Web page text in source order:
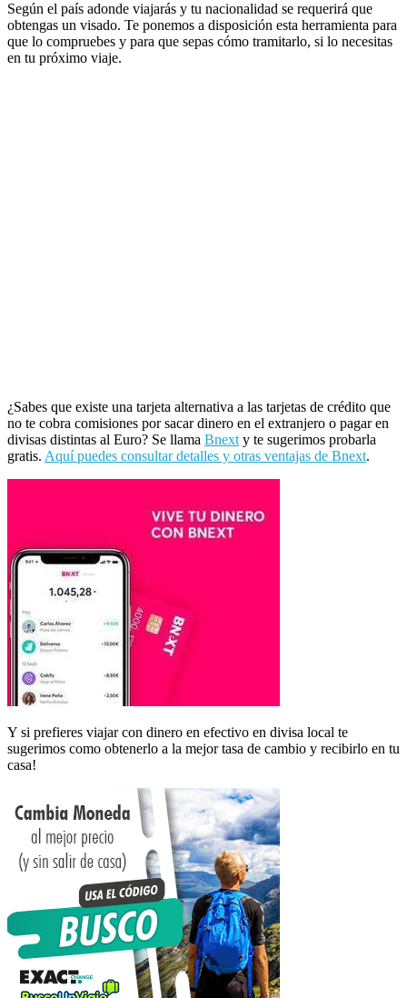
Según el país adonde viajarás y tu nacionalidad se requerirá que
obtengas un visado. Te ponemos a disposición esta herramienta para
que lo compruebes y para que sepas cómo tramitarlo, si lo necesitas
en tu próximo viaje.
¿Sabes que existe una tarjeta alternativa a las tarjetas de crédito que
no te cobra comisiones por sacar dinero en el extranjero o pagar en
divisas distintas al Euro? Se llama Bnext y te sugerimos probarla
gratis. Aquí puedes consultar detalles y otras ventajas de Bnext.
Y si prefieres viajar con dinero en efectivo en divisa local te
sugerimos como obtenerlo a la mejor tasa de cambio y recibirlo en tu
casa!